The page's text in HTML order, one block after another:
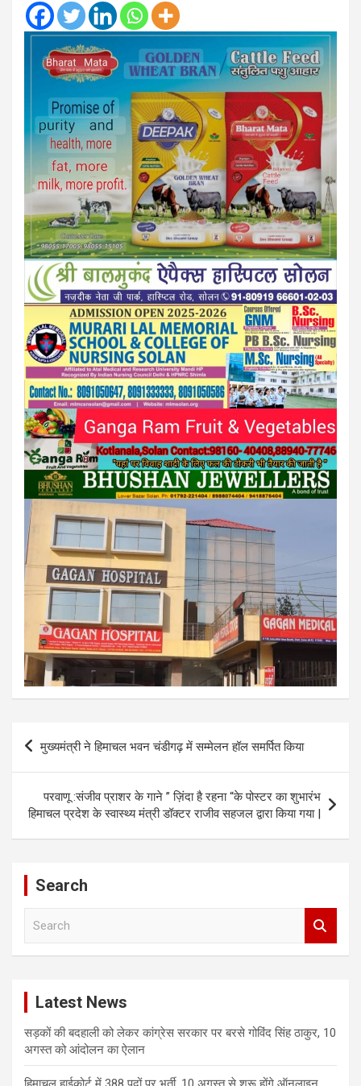
Post
navigation
मुख्यमंत्री ने हिमाचल भवन चंडीगढ़ में सम्मेलन हॉल समर्पित किया
परवाणू :संजीव प्राशर के गाने ” ज़िंदा है रहना “के पोस्टर का शुभारंभ
हिमाचल प्रदेश के स्वास्थ्य मंत्री डॉक्टर राजीव सहजल द्वारा किया गया |
Search
Latest News
सड़कों की बदहाली को लेकर कांग्रेस सरकार पर बरसे गोविंद सिंह ठाकुर, 10
अगस्त को आंदोलन का ऐलान